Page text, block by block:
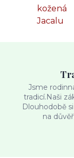
Jsme
tradicí.Naši
Dlouhodobě
na